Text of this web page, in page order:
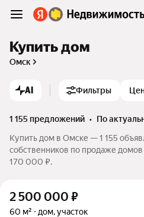
Купить дом
Омск
AI Фильтры
1 155 предложений •
по
Купить дом в Омске — 1 155
собственников по продаже
170 000 ₽.
2 500 000 ₽
60 м² дом, участок